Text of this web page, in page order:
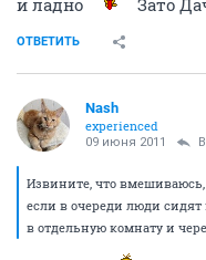
и ладно Зато
ОТВЕТИТЬ
Nash
experienced
09 июня 2011
Извините, что
если в очереди люди сидят
в отдельную комнату и